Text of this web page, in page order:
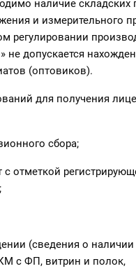
наличие
и измерительного
регулировании
не допускается
(оптовиков).
для получения
сбора;
отметкой
(сведения о наличии
с ФП, витрин и полок,